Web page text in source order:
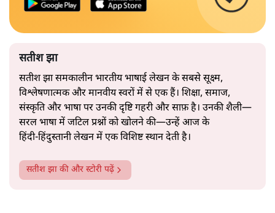
सतीश झा
सतीश झा समकालीन भारतीय भाषाई लेखन के सबसे सूक्ष्म,
विश्लेषणात्मक और मानवीय स्वरों में से एक हैं। शिक्षा, समाज,
संस्कृति और भाषा पर उनकी दृष्टि गहरी और साफ़ है। उनकी शैली—
सरल भाषा में जटिल प्रश्नों को खोलने की—उन्हें आज के
हिंदी‑हिंदुस्तानी लेखन में एक विशिष्ट स्थान देती है।
सतीश झा की और स्टोरी पढ़ें